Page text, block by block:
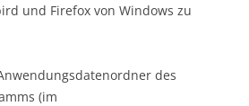
und Firefox von Windows zu
des
(im